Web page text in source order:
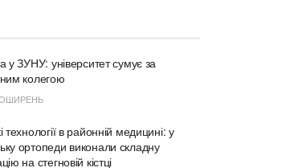
у ЗУНУ: університет сумує за
колегою
технології в районній медицині: у
ортопеди виконали складну
на стегновій кістці